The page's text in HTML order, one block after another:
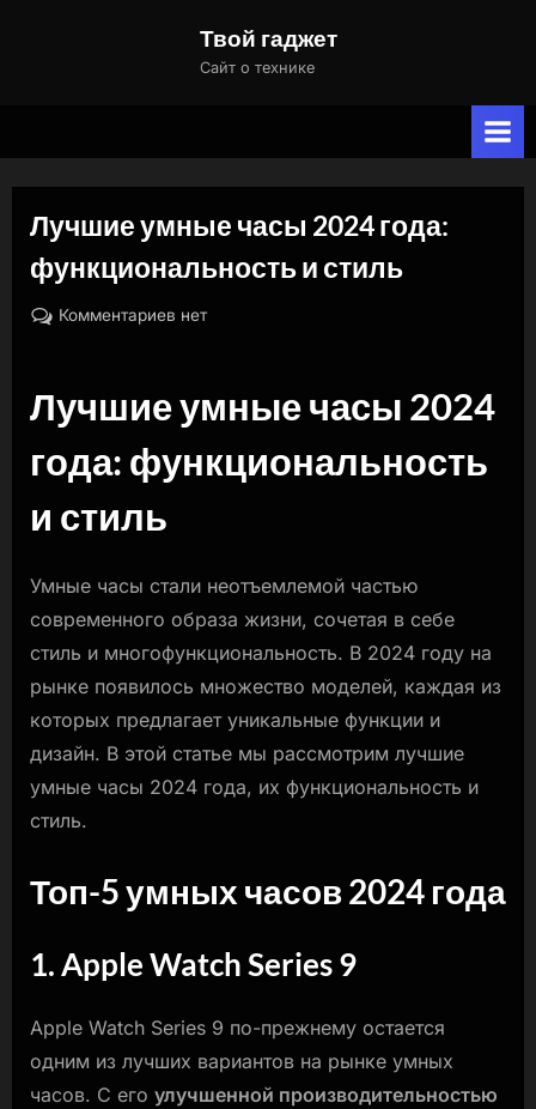
Твой гаджет
Сайт о технике
Лучшие умные часы 2024 года:
функциональность и стиль
Posted
19.10.2024
By
naslili
Комментариев к
умные
часы
2024
года:
нет
Лучшие умные часы 2024
года: функциональность
и стиль
Умные часы стали неотъемлемой частью
современного образа жизни, сочетая в себе
стиль и многофункциональность. В 2024 году на
рынке появилось множество моделей, каждая из
которых предлагает уникальные функции и
дизайн. В этой статье мы рассмотрим лучшие
умные часы 2024 года, их функциональность и
стиль.
Топ-5 умных часов 2024 года
1. Apple Watch Series 9
Apple Watch Series 9 по-прежнему остается
одним из лучших вариантов на рынке умных
часов. С его улучшенной производительностью